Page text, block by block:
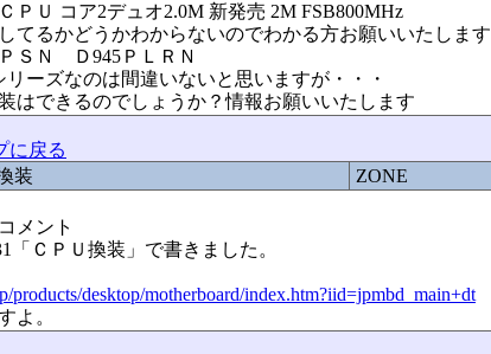
ＰＵ コア2デュオ2.0M 新発売 2M FSB800MHz
てるかどうかわからないのでわかる方お願いいたします
ＳＮ Ｄ945ＰＬＲＮ
リーズなのは間違いないと思いますが・・・
はできるのでしょうか？情報お願いいたします
に戻る
装 ZONE
メント
「ＣＰＵ換装」で書きました。
products/desktop/motherboard/index.htm?iid=jpmbd_main+dt
よ。